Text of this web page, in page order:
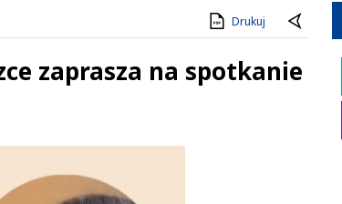
Drukuj
zaprasza na spotkanie